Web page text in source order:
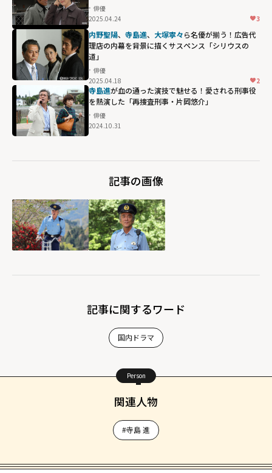
俳優
2025.04.24
3
内野聖陽、 寺島進、 大塚寧々ら名優が揃う！広告代
理店の内幕を背景に描くサスペンス「シリウスの
道」
俳優
2025.04.18
2
寺島進が血の通った演技で魅せる！愛される刑事役
を熱演した「再捜査刑事・片岡悠介」
俳優
2024.10.31
記事の画像
記事に関するワード
国内ドラマ
Person
関連人物
#寺島 進